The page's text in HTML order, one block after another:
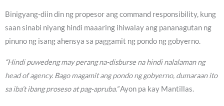
Binigyang-diin din ng propesor ang command responsibility, kung
saan sinabi niyang hindi maaaring ihiwalay ang pananagutan ng
pinuno ng isang ahensya sa paggamit ng pondo ng gobyerno.
“Hindi puwedeng may perang na-disburse na hindi nalalaman ng
head of agency. Bago magamit ang pondo ng gobyerno, dumaraan ito
sa iba’t ibang proseso at pag-apruba.”Ayon pa kay Mantillas.